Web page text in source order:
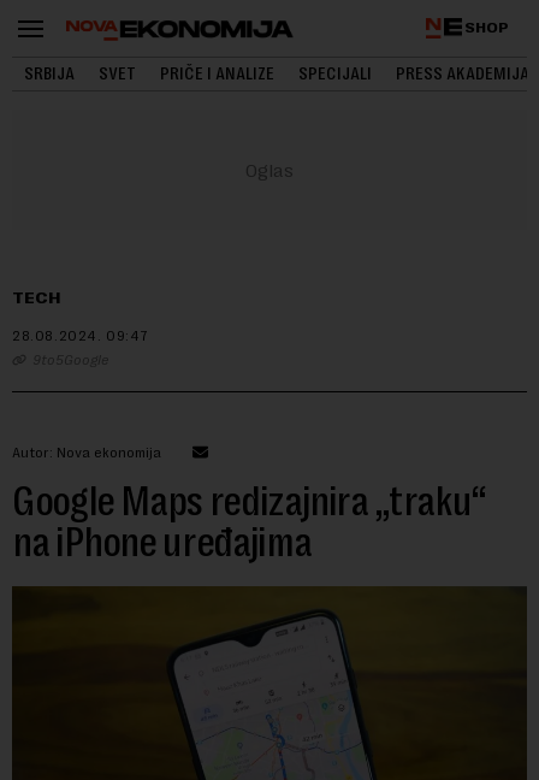
SHOP
SRBIJA SVET PRIČE I ANALIZE SPECIJALI PRESS AKADEMIJA
TECH
28.08.2024. 09:47
9to5Google
Autor: Nova ekonomija
Google Maps redizajnira „traku“
na iPhone uređajima